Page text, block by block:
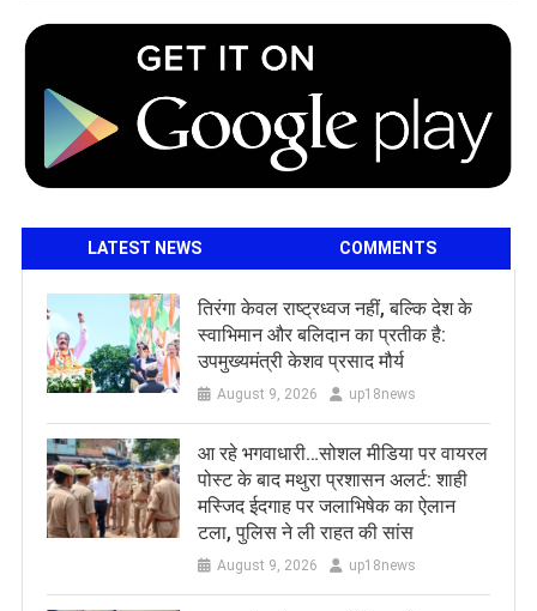
LATEST NEWS COMMENTS
तिरंगा केवल राष्ट्रध्वज नहीं, बल्कि देश के
स्वाभिमान और बलिदान का प्रतीक है:
उपमुख्यमंत्री केशव प्रसाद मौर्य
August 9, 2026 up18news
आ रहे भगवाधारी…सोशल मीडिया पर वायरल
पोस्ट के बाद मथुरा प्रशासन अलर्ट: शाही
मस्जिद ईदगाह पर जलाभिषेक का ऐलान
टला, पुलिस ने ली राहत की सांस
August 9, 2026 up18news